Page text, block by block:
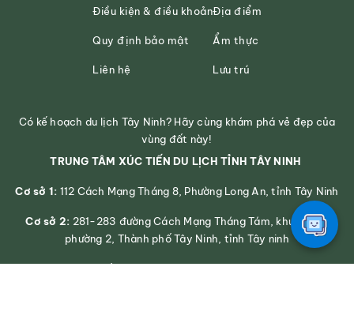
Điều kiện & điều khoản
Quy định bảo mật
Liên hệ
Địa điểm
Ẩm thực
Lưu trú
Có kế hoạch du lịch Tây Ninh? Hãy cùng khám phá vẻ đẹp của
vùng đất này!
TRUNG TÂM XÚC TIẾN DU LỊCH TỈNH TÂY NINH
Cơ sở 1: 112 Cách Mạng Tháng 8, Phường Long An, tỉnh Tây Ninh
Cơ sở 2: 281-283 đường Cách Mạng Tháng Tám, khu phố 2,
phường 2, Thành phố Tây Ninh, tỉnh Tây ninh
Số điện thoại: 0272 3939545